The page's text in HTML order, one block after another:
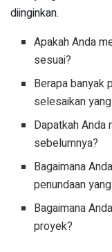
diinginkan.
Apakah Anda
sesuai?
Berapa banyak
selesaikan
Dapatkah
sebelumnya?
Bagaimana
penundaan
Bagaimana
proyek?